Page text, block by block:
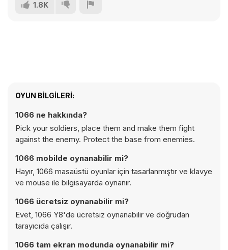
1.8K
OYUN BILGILERI:
1066 ne hakkında?
Pick your soldiers, place them and make them fight
against the enemy. Protect the base from enemies.
1066 mobilde oynanabilir mi?
Hayır, 1066 masaüstü oyunlar için tasarlanmıştır ve klavye
ve mouse ile bilgisayarda oynanır.
1066 ücretsiz oynanabilir mi?
Evet, 1066 Y8'de ücretsiz oynanabilir ve doğrudan
tarayıcıda çalışır.
1066 tam ekran modunda oynanabilir mi?